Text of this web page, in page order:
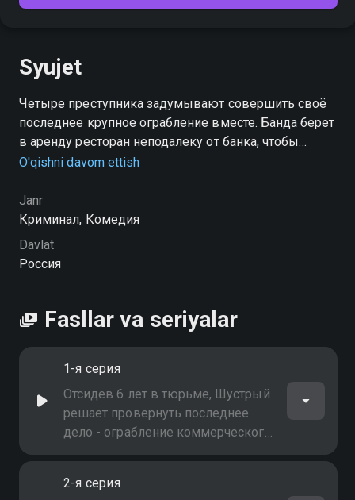
Syujet
Четыре преступника задумывают совершить своё
последнее крупное ограбление вместе. Банда берет
в аренду ресторан неподалеку от банка, чтобы
организовать подкоп к деньгохранилищу, но
посетителей
O'qishni davom ettish
Janr
Криминал, Комедия
Davlat
Россия
Fasllar va seriyalar
1-я серия
Отсидев 6 лет в тюрьме, Шустрый
решает провернуть последнее
дело - ограбление коммерческого
банка. В качестве прикрытия
арендуют стоящий по соседству
2-я серия